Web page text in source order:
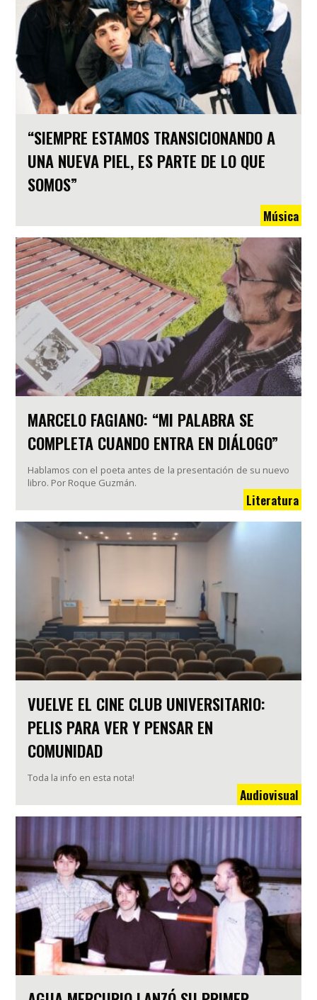
“SIEMPRE ESTAMOS TRANSICIONANDO A
UNA NUEVA PIEL, ES PARTE DE LO QUE
SOMOS”
Música
MARCELO FAGIANO: “MI PALABRA SE
COMPLETA CUANDO ENTRA EN DIÁLOGO”
Hablamos con el poeta antes de la presentación de su nuevo
libro. Por Roque Guzmán.
Literatura
VUELVE EL CINE CLUB UNIVERSITARIO:
PELIS PARA VER Y PENSAR EN
COMUNIDAD
Toda la info en esta nota!
Audiovisual